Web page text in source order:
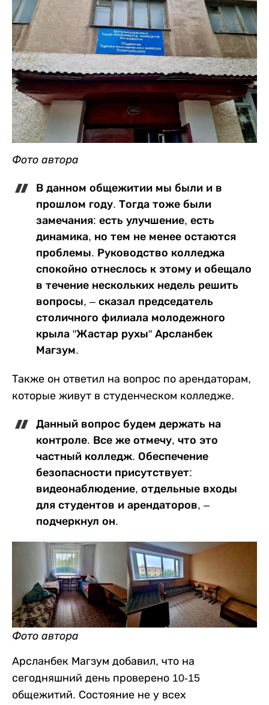
Фото автора
В данном общежитии мы были и в
прошлом году. Тогда тоже были
замечания: есть улучшение, есть
динамика, но тем не менее остаются
проблемы. Руководство колледжа
спокойно отнеслось к этому и обещало
в течение нескольких недель решить
вопросы, – сказал председатель
столичного филиала молодежного
крыла "Жастар рухы" Арсланбек
Магзум.
Также он ответил на вопрос по арендаторам,
которые живут в студенческом колледже.
Данный вопрос будем держать на
контроле. Все же отмечу, что это
частный колледж. Обеспечение
безопасности присутствует:
видеонаблюдение, отдельные входы
для студентов и арендаторов, –
подчеркнул он.
Фото автора
Арсланбек Магзум добавил, что на
сегодняшний день проверено 10-15
общежитий. Состояние не у всех